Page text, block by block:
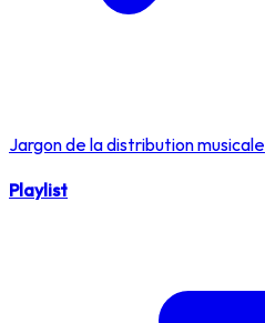
Jargon de la distribution musicale
Playlist